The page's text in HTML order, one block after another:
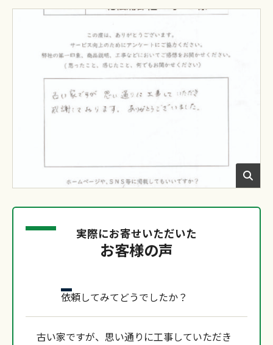
実際にお寄せいただいた
お客様の声
依頼してみてどうでしたか？
古い家ですが、思い通りに工事していただき